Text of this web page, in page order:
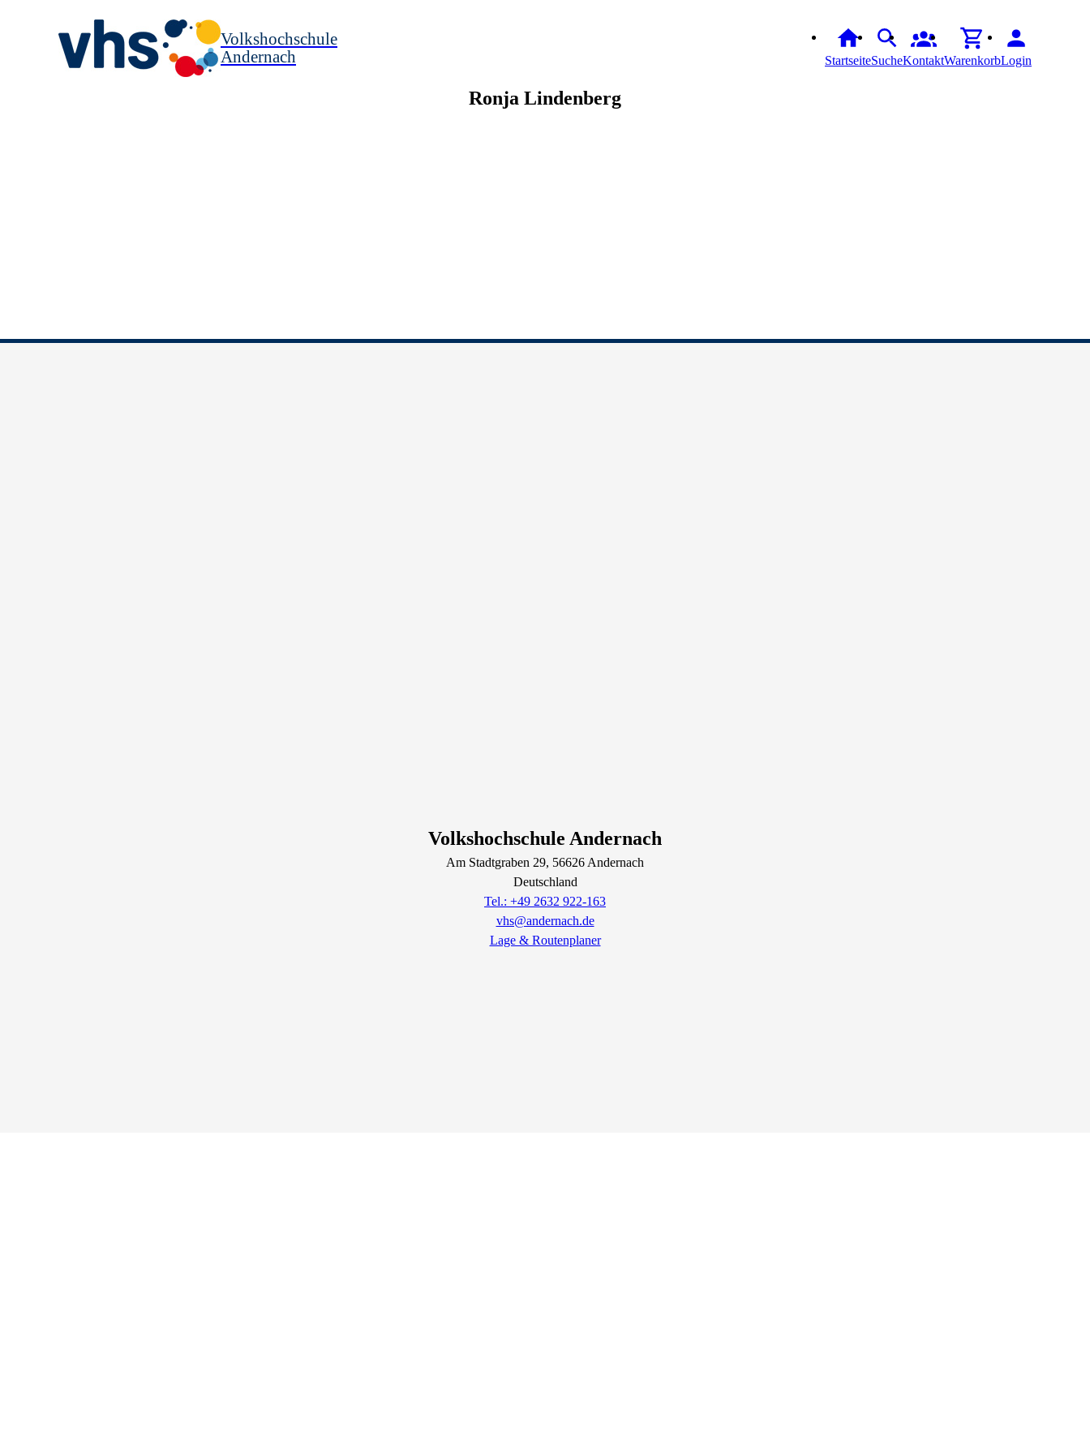
Volkshochschule
Andernach
StartseiteSucheKontaktWarenkorbLogin
Ronja Lindenberg
Volkshochschule Andernach
Am Stadtgraben 29, 56626 Andernach
Deutschland
Tel.: +49 2632 922-163
vhs@andernach.de
Lage & Routenplaner